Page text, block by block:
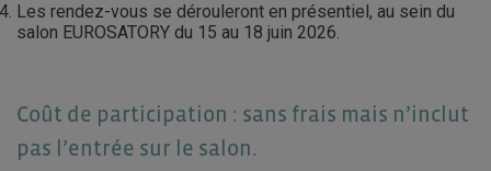
Les rendez-vous se dérouleront en présentiel, au sein du
salon EUROSATORY du 15 au 18 juin 2026.
Coût de participation : sans frais mais n’inclut
pas l’entrée sur le salon.